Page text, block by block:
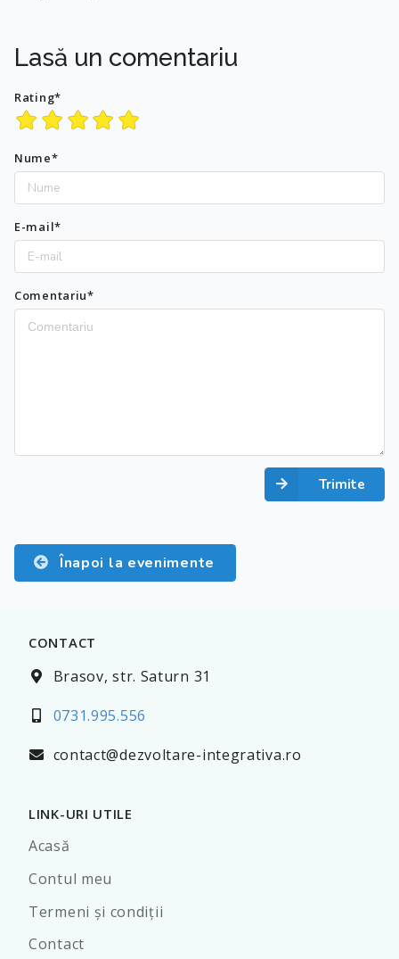
Lasă un comentariu
Rating*
Nume*
E-mail*
Comentariu*
Trimite
Înapoi la evenimente
CONTACT
Brasov, str. Saturn 31
0731.995.556
contact@dezvoltare-integrativa.ro
LINK-URI UTILE
Acasă
Contul meu
Termeni şi condiţii
Contact